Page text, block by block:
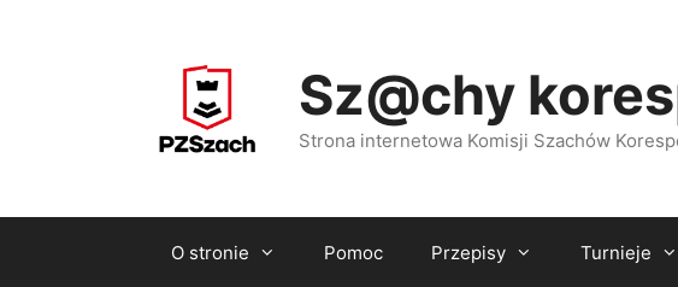
Sz@chy
Strona internetowa Komisji Szachów
O stronie Pomoc Przepisy Turnieje